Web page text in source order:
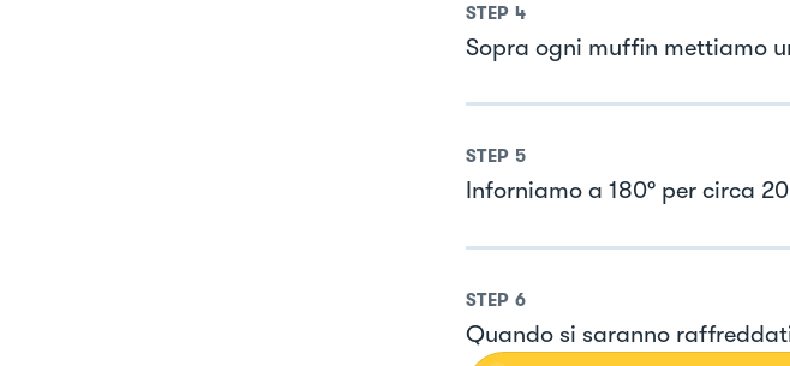
STEP 4
Sopra ogni muffin mettiamo
STEP 5
Inforniamo a 180° per circa
STEP 6
Quando si saranno